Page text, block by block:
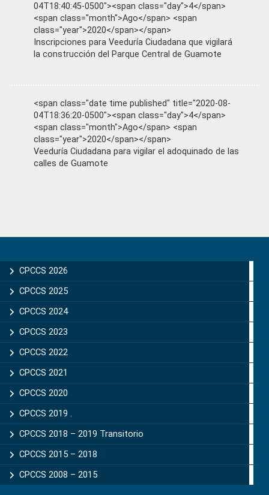
04T18:40:45-0500"><span class="day">4</span>
<span class="month">Ago</span> <span
class="year">2020</span></span>
Inscripciones para Veeduría Ciudadana que vigilará
la construcción del Parque Central de Guamote
<span class="date time published" title="2020-08-
04T18:36:20-0500"><span class="day">4</span>
<span class="month">Ago</span> <span
class="year">2020</span></span>
Veeduría Ciudadana para vigilar el adoquinado de las
calles de Guamote
Sidebar
CPCCS 2026
CPCCS 2025
CPCCS 2024
CPCCS 2023
CPCCS 2022
CPCCS 2021
CPCCS 2020
CPCCS 2019 .
CPCCS 2018 – 2019 Transitorio
CPCCS 2015 – 2018
CPCCS 2008 – 2015